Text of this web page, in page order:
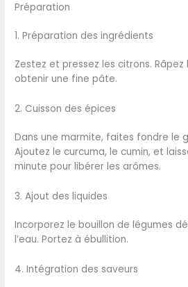
Préparation
1. Préparation des ingrédients
Zestez et pressez les citrons.
obtenir une fine pâte.
2. Cuisson des épices
Dans une marmite, faites fondre le
Ajoutez le curcuma, le cumin, et
minute pour libérer les arômes.
3. Ajout des liquides
Incorporez le bouillon de légumes
l’eau. Portez à ébullition.
4. Intégration des saveurs